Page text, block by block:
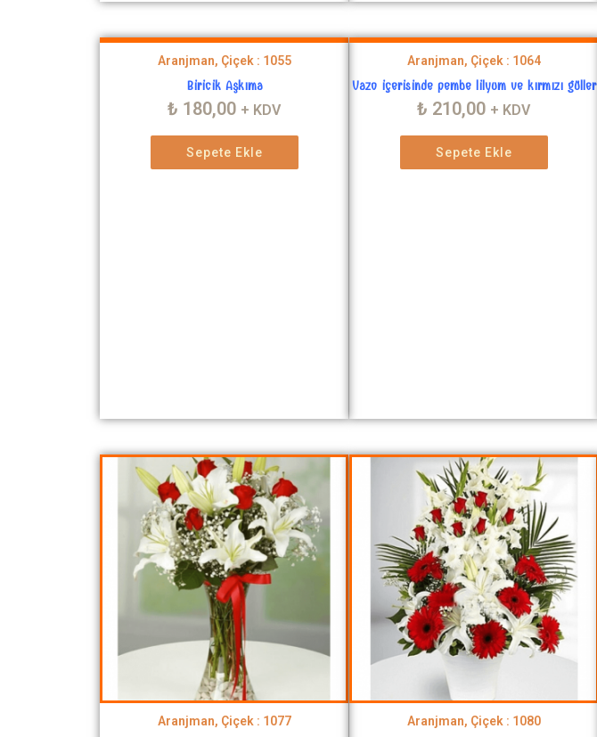
Aranjman, Çiçek : 1055
Biricik Aşkıma
₺ 180,00 + KDV
Sepete Ekle
Aranjman, Çiçek : 1064
Vazo içerisinde pembe lilyum ve kırmızı güller
₺ 210,00 + KDV
Sepete Ekle
Aranjman, Çiçek : 1077 Aranjman, Çiçek : 1080